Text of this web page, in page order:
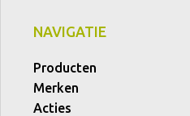
NAVIGATIE
Producten
Merken
Acties